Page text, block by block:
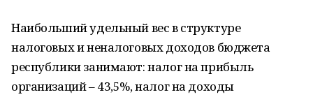
Наибольший удельный вес в структуре
налоговых и неналоговых доходов бюджета
республики занимают: налог на прибыль
организаций – 43,5%, налог на доходы